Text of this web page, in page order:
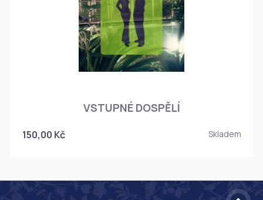
VSTUPNÉ DOSPĚLÍ
150,00 Kč Skladem